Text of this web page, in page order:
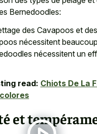
Bernedoodles:
des Cavapoos et
nécessitent
nécessitent un
read: Chiots De La
et